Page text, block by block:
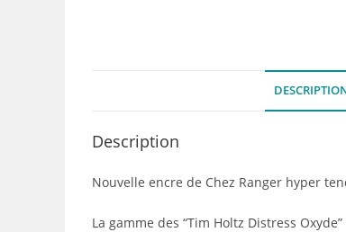
Description
Nouvelle encre de Chez Ranger hyper
La gamme des “Tim Holtz Distress